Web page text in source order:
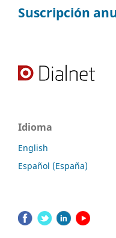
Suscripción
Idioma
English
Español (España)